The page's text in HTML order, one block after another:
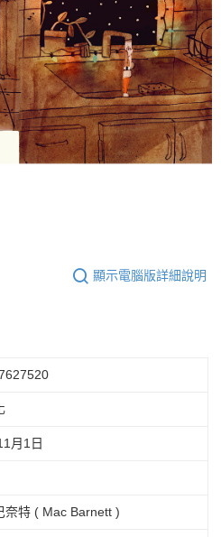
顯示電腦版詳細說明
月1日
奈特 ( Mac Barnett )